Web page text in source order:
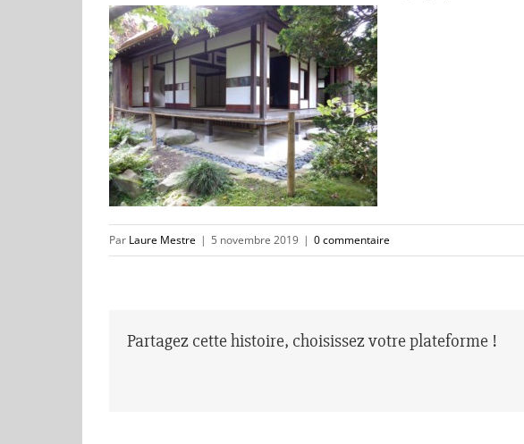
Par Laure Mestre | 5 novembre 2019 | 0 commentaire
Partagez cette histoire, choisissez votre plateforme !